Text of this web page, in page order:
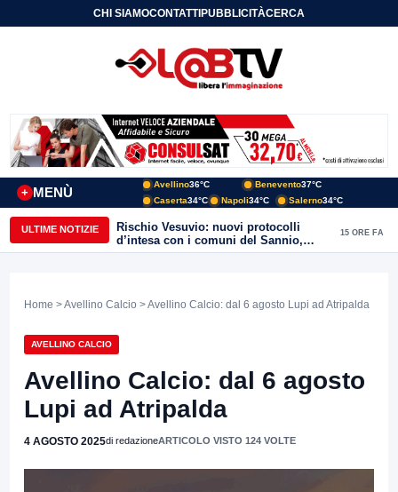
CHI SIAMOCONTATTIPUBBLICITÀCERCA
MENÙ
+
Avellino36°C Benevento37°C
Caserta34°C Napoli34°C Salerno34°C
ULTIME NOTIZIE
Rischio Vesuvio: nuovi protocolli
d’intesa con i comuni del Sannio,
firmato il protocollo con Arpaise
15 ORE FA
Home >Avellino Calcio > Avellino Calcio: dal 6 agosto Lupi ad Atripalda
AVELLINO CALCIO
Avellino Calcio: dal 6 agosto
Lupi ad Atripalda
4 AGOSTO 2025di redazioneARTICOLO VISTO 124 VOLTE